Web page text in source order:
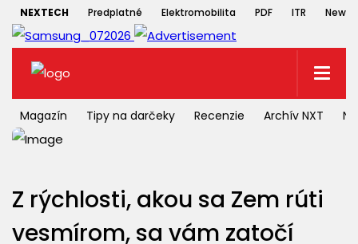
NEXTECH Predplatné Elektromobilita PDF ITR
Magazín Tipy na darčeky Recenzie Archív NXT
Z rýchlosti, akou sa Zem rúti
vesmírom, sa vám zatočí